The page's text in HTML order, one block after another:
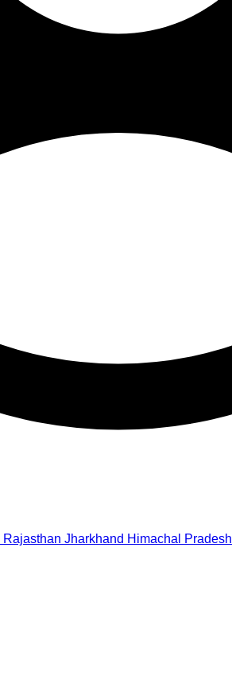
Rajasthan Jharkhand Himachal Pradesh